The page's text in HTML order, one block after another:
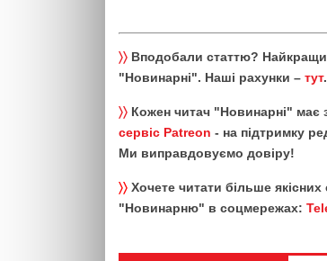
〉〉 Вподобали статтю?
"Новинарні". Наші рахунки – тут.
〉〉 Кожен читач "Новинарні" має
сервіс Patreon - на підтримку
Ми виправдовуємо довіру!
〉〉 Хочете читати більше
"Новинарню" в соцмережах: